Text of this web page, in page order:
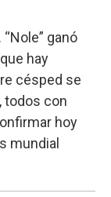
ganó
hay
césped se
todos con
hoy
mundial